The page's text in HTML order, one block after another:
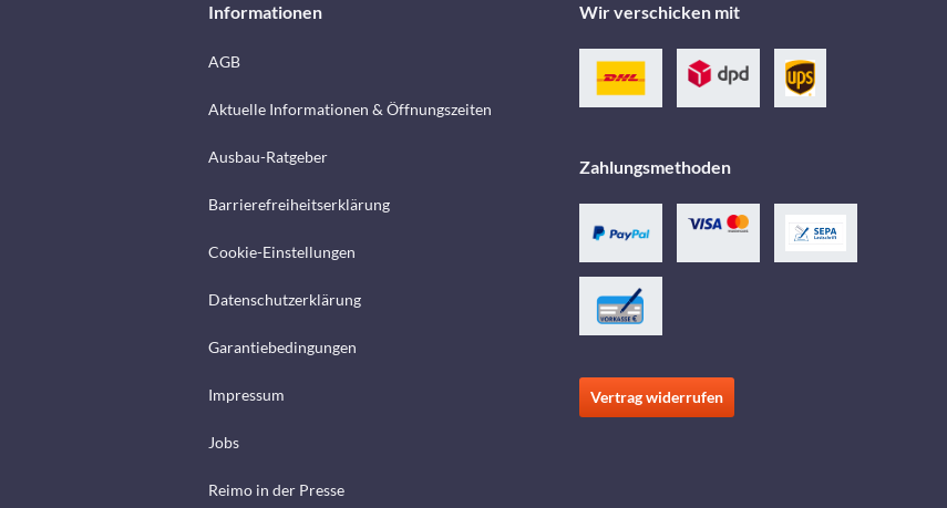
Informationen
AGB
Aktuelle Informationen & Öffnungszeiten
Ausbau-Ratgeber
Barrierefreiheitserklärung
Cookie-Einstellungen
Datenschutzerklärung
Garantiebedingungen
Impressum
Jobs
Reimo in der Presse
Wir verschicken mit
Zahlungsmethoden
Vertrag widerrufen